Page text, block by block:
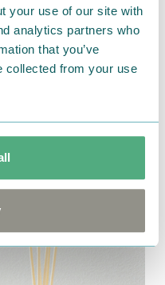
your use of our site with
analytics partners who
that you’ve
collected from your use
イク小物など多用途に
て、内側は汚れを拭
入れも簡単。